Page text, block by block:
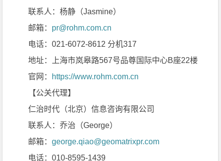
联系人：杨静（Jasmine）
邮箱： pr@rohm.com.cn
电话：021-6072-8612 分机317
地址：上海市岚皋路567号品尊国际中心B座22楼
官网： https://www.rohm.com.cn
【公关代理】
仁治时代（北京）信息咨询有限公司
联系人：乔治（George）
邮箱：george.qiao@geomatrixpr.com
电话：010-8595-1439